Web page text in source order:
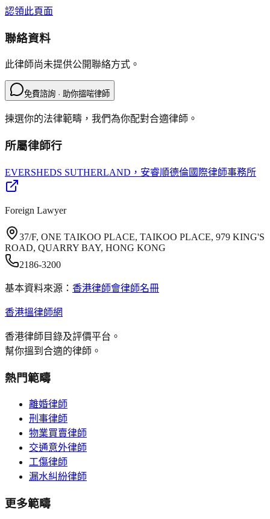
認領此頁面
聯絡資料
此律師尚未提供公開聯絡方式。
免費諮詢 · 助你搵啱律師
揀選你的法律範疇，我們為你配對合適律師。
所屬律師行
EVERSHEDS SUTHERLAND ，安睿順德倫國際律師事務所
Foreign Lawyer
37/F, ONE TAIKOO PLACE, TAIKOO PLACE, 979 KING'S
ROAD, QUARRY BAY, HONG KONG
2186-3200
基本資料來源： 香港律師會律師名冊
香港搵律師網
香港律師目錄及評價平台。
幫你搵到合適的律師。
熱門範疇
離婚律師
刑事律師
物業買賣律師
交通意外律師
工傷律師
漏水糾紛律師
更多範疇